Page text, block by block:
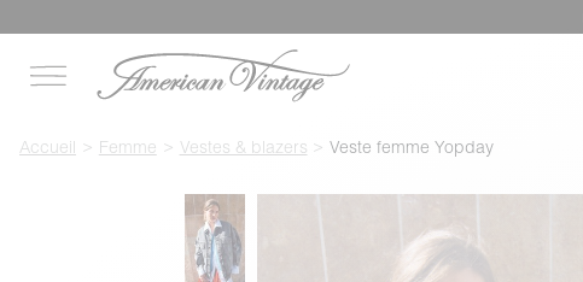
Accueil Femme Vestes & blazers Veste femme Yopday